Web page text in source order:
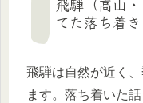
飛騨（高山
てた落ち着
飛騨は自然が近く
ます。落ち着いた